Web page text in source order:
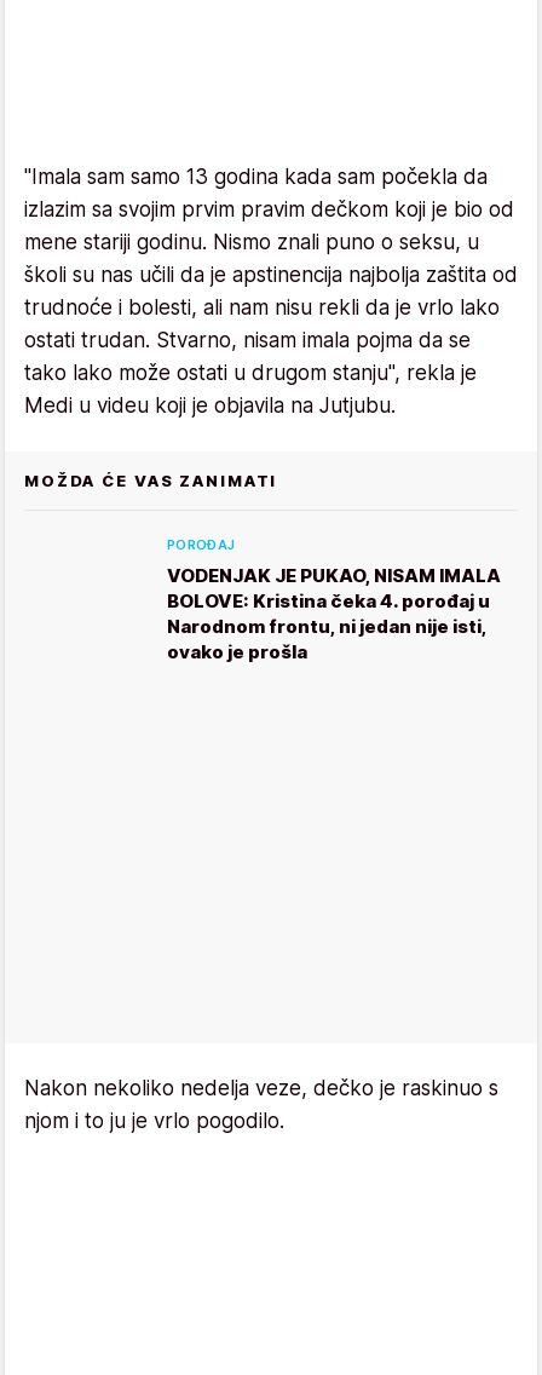
"Imala sam samo 13 godina kada sam počekla da
izlazim sa svojim prvim pravim dečkom koji je bio od
mene stariji godinu. Nismo znali puno o seksu, u
školi su nas učili da je apstinencija najbolja zaštita od
trudnoće i bolesti, ali nam nisu rekli da je vrlo lako
ostati trudan. Stvarno, nisam imala pojma da se
tako lako može ostati u drugom stanju", rekla je
Medi u videu koji je objavila na Jutjubu.
MOŽDA ĆE VAS ZANIMATI
POROĐAJ
VODENJAK JE PUKAO, NISAM IMALA
BOLOVE: Kristina čeka 4. porođaj u
Narodnom frontu, ni jedan nije isti,
ovako je prošla
Nakon nekoliko nedelja veze, dečko je raskinuo s
njom i to ju je vrlo pogodilo.